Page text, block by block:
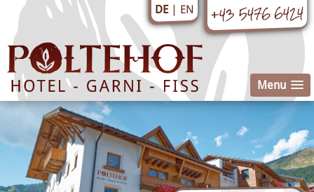
DE EN +43 5476 6424
Menu